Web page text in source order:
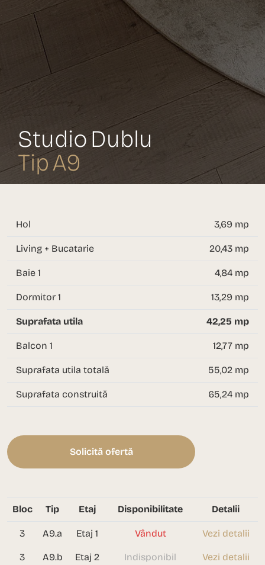
Studio Dublu
Tip A9
Hol 3,69 mp
Living + Bucatarie 20,43 mp
Baie 1 4,84 mp
Dormitor 1 13,29 mp
Suprafata utila 42,25 mp
Balcon 1 12,77 mp
Suprafata utila totală 55,02 mp
Suprafata construită 65,24 mp
Solicită ofertă
Bloc Tip Etaj Disponibilitate Detalii
3 A9.a Etaj 1 Vândut Vezi detalii
3 A9.b Etaj 2 Indisponibil Vezi detalii